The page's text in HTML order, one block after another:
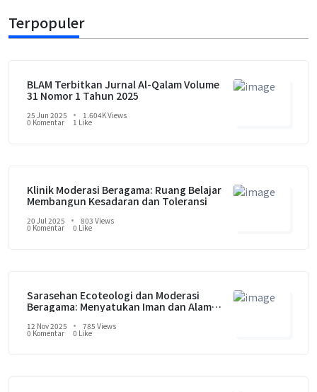
Terpopuler
BLAM Terbitkan Jurnal Al-Qalam Volume
31 Nomor 1 Tahun 2025
25 Jun 2025 1.604K Views
0 Komentar 1 Like
Klinik Moderasi Beragama: Ruang Belajar
Membangun Kesadaran dan Toleransi
20 Jul 2025 803 Views
0 Komentar 0 Like
Sarasehan Ecoteologi dan Moderasi
Beragama: Menyatukan Iman dan Alam
12 Nov 2025 785 Views
0 Komentar 0 Like